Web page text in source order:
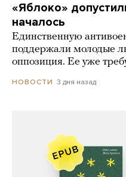
«Яблоко»
началось
Единственную
поддержали молодые
оппозиция. Ее уже
НОВОСТИ 3 дня назад